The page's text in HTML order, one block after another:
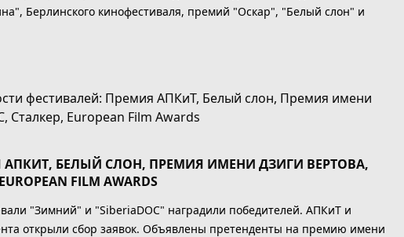
Берлинского кинофестиваля, премий "Оскар", "Белый слон" и
БЕЛЫЙ СЛОН, ПРЕМИЯ ИМЕНИ ДЗИГИ ВЕРТОВА,
FILM AWARDS
"Зимний" и "SiberiaDOC" наградили победителей. АПКиТ и
открыли сбор заявок. Объявлены претенденты на премию имени